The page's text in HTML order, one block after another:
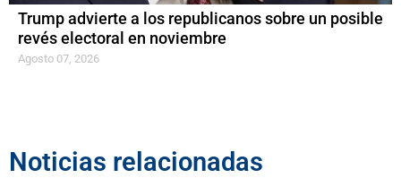
Trump advierte a los republicanos sobre un posible
revés electoral en noviembre
Agosto 07, 2026
Noticias relacionadas